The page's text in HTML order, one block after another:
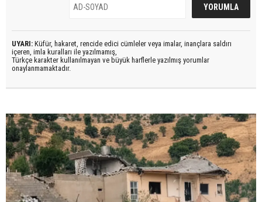
UYARI: Küfür, hakaret, rencide edici cümleler veya imalar, inançlara saldırı
içeren, imla kuralları ile yazılmamış,
Türkçe karakter kullanılmayan ve büyük harflerle yazılmış yorumlar
onaylanmamaktadır.